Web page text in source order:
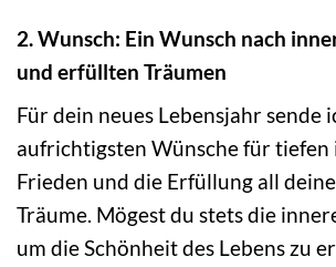
2. Wunsch: Ein Wunsch nach
und erfüllten Träumen
Für dein neues Lebensjahr sende
aufrichtigsten Wünsche für tiefen
Frieden und die Erfüllung all
Träume. Mögest du stets die
um die Schönheit des Lebens zu